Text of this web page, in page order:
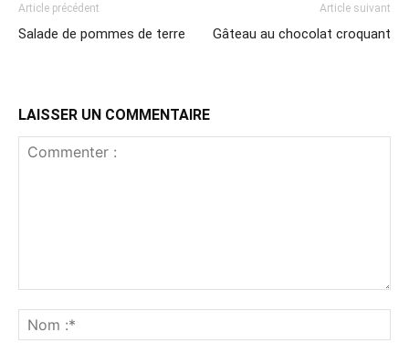
Article précédent
Salade de pommes de terre
Article suivant
Gâteau au chocolat croquant
LAISSER UN COMMENTAIRE